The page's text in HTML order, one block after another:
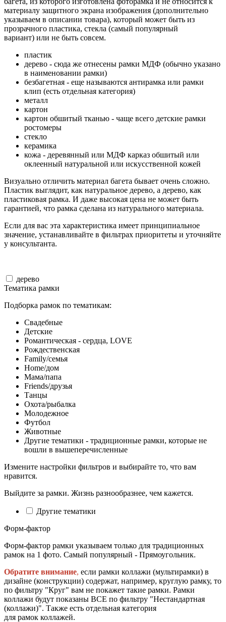
материалу защитного экрана изображения (дополнительно
указываем в описании товара), который может быть из
прозрачного пластика, стекла (самый популярный
вариант) или не быть совсем.
пластик
дерево - сюда же отнесены рамки МДФ (обычно указано
в наименовании рамки)
безбагетная - еще называются антирамка или рамки
клип (есть отдельная категория)
металл
картон
картон обшитый тканью - чаще всего детские рамки
ростомеры
стекло
керамика
кожа - деревянный или МДФ карказ обшитый или
оклеенный натуральной или искусственной кожей
Визуально отличить материал багета бывает очень сложно.
Пластик выглядит, как натуральное дерево, а дерево, как
пластиковая рамка. И даже высокая цена не может быть
гарантией, что рамка сделана из натурального материала.
Если для вас эта характеристика имеет принципиальное
значение, устанавливайте в фильтрах приоритеты и уточняйте
у консультанта.
дерево
Тематика рамки
Подборка рамок по тематикам:
Свадебные
Детские
Романтическая - сердца, LOVE
Рождественская
Family/семья
Home/дом
Мама/папа
Friends/друзья
Танцы
Охота/рыбалка
Молодежное
Футбол
Животные
Другие тематики - традиционные рамки, которые не
вошли в вышеперечисленные
Измените настройки фильтров и выбирайте то, что вам
нравится.
Выйдите за рамки. Жизнь разнообразнее, чем кажется.
Другие тематики
Форм-фактор
Форм-фактор рамки указываем только для традиционных
рамок на 1 фото. Самый популярный - Прямоугольник.
Обратите внимание, если рамки коллажи (мультирамки) в
дизайне (конструкции) содержат, например, круглую рамку, то
по фильтру "Круг" вам не покажет такие рамки. Рамки
коллажи будут показаны ВСЕ по фильтру "Нестандартная
(коллажи)". Также есть отдельная категория
для рамок коллажей.